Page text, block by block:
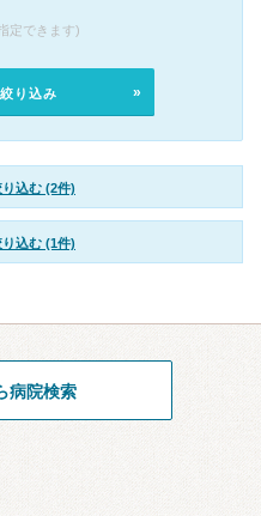
定できます)
り込み
込む (2件)
込む (1件)
病院検索